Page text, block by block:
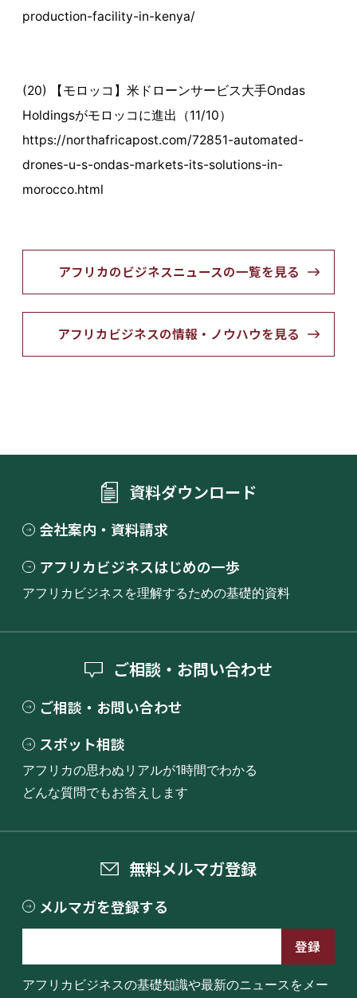
production-facility-in-kenya/
(20) 【モロッコ】米ドローンサービス大手Ondas
Holdingsがモロッコに進出（11/10）
https://northafricapost.com/72851-automated-
drones-u-s-ondas-markets-its-solutions-in-
morocco.html
アフリカのビジネスニュースの一覧を見る
アフリカビジネスの情報・ノウハウを見る
資料ダウンロード
会社案内・資料請求
アフリカビジネスはじめの一歩
アフリカビジネスを理解するための基礎的資料
ご相談・お問い合わせ
ご相談・お問い合わせ
スポット相談
アフリカの思わぬリアルが1時間でわかる
どんな質問でもお答えします
無料メルマガ登録
メルマガを登録する
アフリカビジネスの基礎知識や最新のニュースをメー